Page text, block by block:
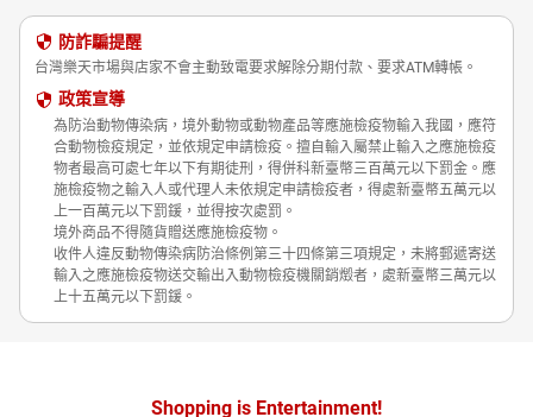
防詐騙提醒
台灣樂天市場與店家不會主動致電要求解除分期付款、要求ATM轉帳。
政策宣導
為防治動物傳染病，境外動物或動物產品等應施檢疫物輸入我國，應符
合動物檢疫規定，並依規定申請檢疫。擅自輸入屬禁止輸入之應施檢疫
物者最高可處七年以下有期徒刑，得併科新臺幣三百萬元以下罰金。應
施檢疫物之輸入人或代理人未依規定申請檢疫者，得處新臺幣五萬元以
上一百萬元以下罰鍰，並得按次處罰。
境外商品不得隨貨贈送應施檢疫物。
收件人違反動物傳染病防治條例第三十四條第三項規定，未將郵遞寄送
輸入之應施檢疫物送交輸出入動物檢疫機關銷燬者，處新臺幣三萬元以
上十五萬元以下罰鍰。
Shopping is Entertainment!